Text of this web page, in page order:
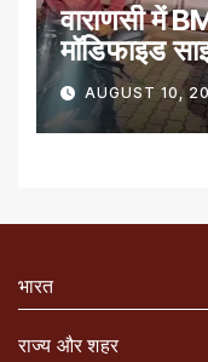
वाराणसी में
मॉडिफाइड
AUGUST 10,
भारत
राज्य और शहर